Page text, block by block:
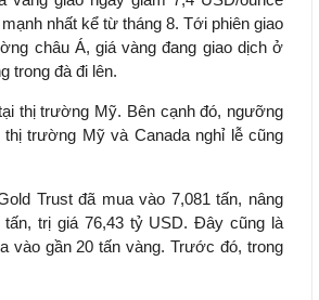
nhất kể từ tháng 8. Tới phiên giao
châu Á, giá vàng đang giao dịch ở
trong đà đi lên.
thị trường Mỹ. Bên cạnh đó, ngưỡng
trường Mỹ và Canada nghỉ lễ cũng
Trust đã mua vào 7,081 tấn, nâng
trị giá 76,43 tỷ USD. Đây cũng là
vào gần 20 tấn vàng. Trước đó, trong
Việc sử dụng hiệu quả chính
sách tài khóa không chỉ mang ý